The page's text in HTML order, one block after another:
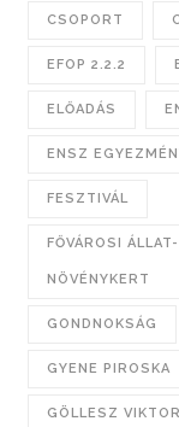
CSOPORT
EFOP 2.2.2
ELŐADÁS
ENSZ
FESZTIVÁL
FŐVÁROSI
NÖVÉNYKERT
GONDNOKSÁG
GYENE PIROSKA
GÖLLESZ